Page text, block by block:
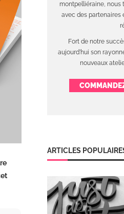
montpelliéraine, nous
avec des partenaires
Fort de notre
aujourd'hui son
nouveaux
ARTICLES